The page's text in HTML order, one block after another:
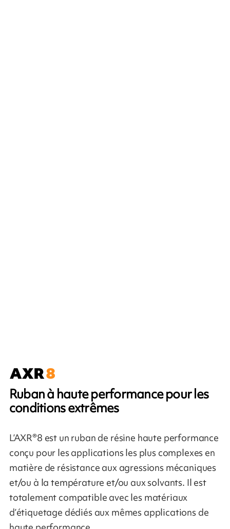
Ruban à haute performance pour les
conditions extrêmes
L’AXR®8 est un ruban de résine haute performance
conçu pour les applications les plus complexes en
matière de résistance aux agressions mécaniques
et/ou à la température et/ou aux solvants. Il est
totalement compatible avec les matériaux
d’étiquetage dédiés aux mêmes applications de